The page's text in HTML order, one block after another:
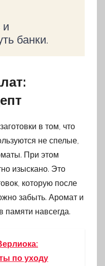
и
банки.
в том, что
не спелые,
При этом
изыскано. Это
которую после
забыть. Аромат и
памяти навсегда.
по уходу